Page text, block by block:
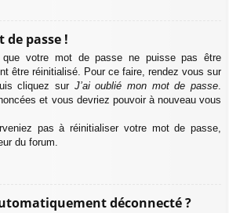
de passe !
votre mot de passe ne puisse pas être
être réinitialisé. Pour ce faire, rendez vous sur
cliquez sur J’ai oublié mon mot de passe.
et vous devriez pouvoir à nouveau vous
pas à réinitialiser votre mot de passe,
du forum.
déconnecté ?